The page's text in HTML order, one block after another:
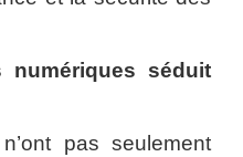
séduit
pas seulement